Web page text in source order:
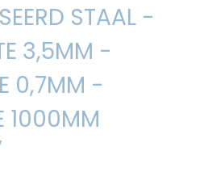
STAAL -
3,5MM -
0,7MM -
1000MM